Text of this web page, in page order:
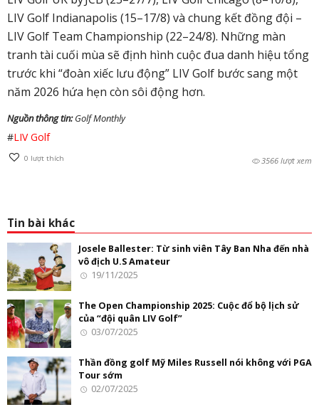
LIV Golf Indianapolis (15–17/8) và chung kết đồng đội –
LIV Golf Team Championship (22–24/8). Những màn
tranh tài cuối mùa sẽ định hình cuộc đua danh hiệu tổng
trước khi “đoàn xiếc lưu động” LIV Golf bước sang một
năm 2026 hứa hẹn còn sôi động hơn.
Nguồn thông tin:Golf Monthly
#LIV Golf
0 lượt thích 3566 lượt xem
Tin bài khác
Josele Ballester: Từ sinh viên Tây Ban Nha đến nhà
vô địch U.S Amateur
19/11/2025
The Open Championship 2025: Cuộc đổ bộ lịch sử
của “đội quân LIV Golf”
03/07/2025
Thần đồng golf Mỹ Miles Russell nói không với PGA
Tour sớm
02/07/2025